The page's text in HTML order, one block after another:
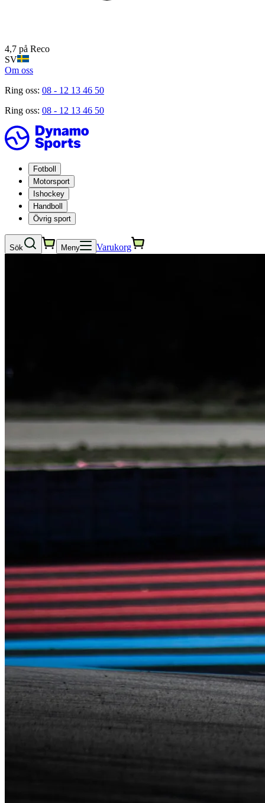
4,7 på Reco
SV
Om oss
Ring oss: 08 - 12 13 46 50
Ring oss: 08 - 12 13 46 50
Fotboll
Motorsport
Ishockey
Handboll
Övrig sport
Sök Meny Varukorg